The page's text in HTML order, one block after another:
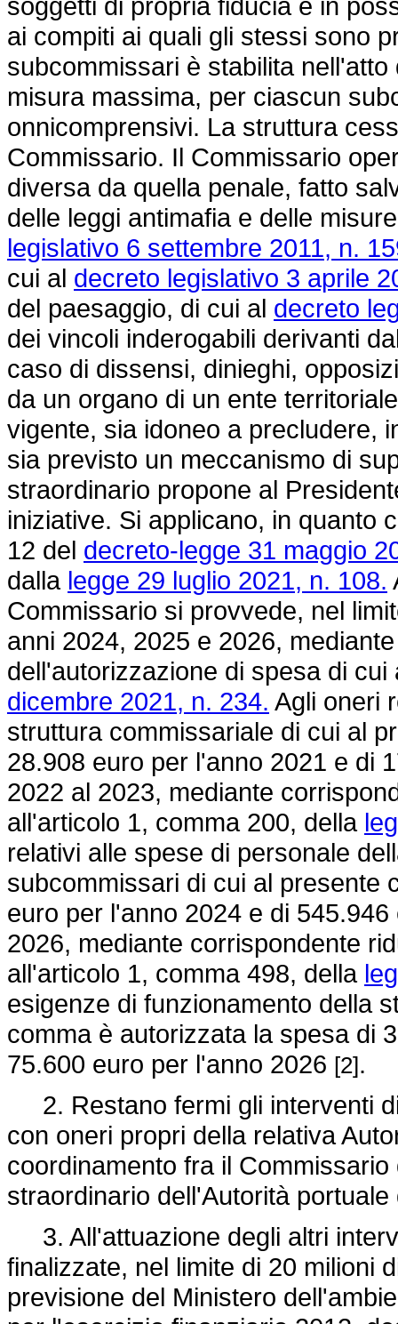
ai compiti ai quali gli stessi sono
subcommissari è stabilita
misura massima, per ciascun
onnicomprensivi. La struttura
Commissario. Il Commissario
diversa da quella penale, fatto
delle leggi antimafia e delle
legislativo 6 settembre 2011, n.
cui al decreto legislativo 3 aprile
del paesaggio, di cui al decreto
dei vincoli inderogabili derivanti
caso di dissensi, dinieghi,
da un organo di un ente
vigente, sia idoneo a precludere,
sia previsto un meccanismo di
straordinario propone al
iniziative. Si applicano, in quanto
12 del decreto-legge 31 maggio
dalla legge 29 luglio 2021, n. 108.
Commissario si provvede, nel
anni 2024, 2025 e 2026,
dell'autorizzazione di spesa di
dicembre 2021, n. 234. Agli oneri
struttura commissariale di cui al
28.908 euro per l'anno 2021 e di
2022 al 2023, mediante
all'articolo 1, comma 200, della
relativi alle spese di personale
subcommissari di cui al presente
euro per l'anno 2024 e di
2026, mediante corrispondente
all'articolo 1, comma 498, della
esigenze di funzionamento della
comma è autorizzata la spesa di
75.600 euro per l'anno 2026 [2].
2. Restano fermi gli interventi
con oneri propri della relativa
coordinamento fra il
straordinario dell'Autorità portuale
3. All'attuazione degli altri
finalizzate, nel limite di 20 milioni
previsione del Ministero